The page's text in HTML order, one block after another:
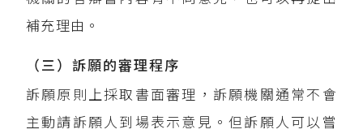
補充理由。
（三）訴願的審理程序
訴願原則上採取書面審理，訴願機關通常不會
主動請訴願人到場表示意見。但訴願人可以嘗